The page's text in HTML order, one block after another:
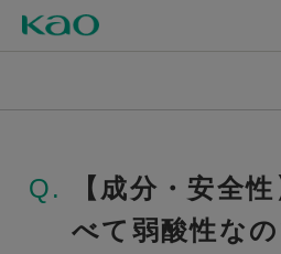
Q.
【成分・安全
べて弱酸性な